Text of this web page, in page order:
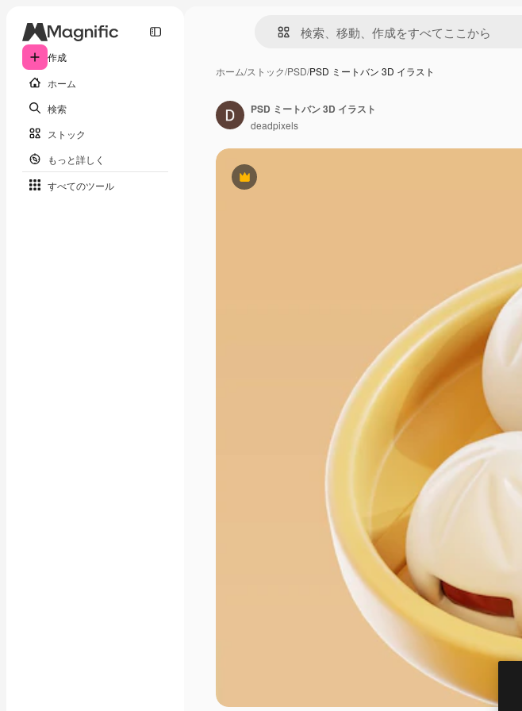
作成
ホーム
検索
ストック
もっと詳しく
すべてのツール
ホーム/ストック/PSD/PSD ミートバン 3D イラスト
Premium
PSD ミートバン 3D イラスト
deadpixels